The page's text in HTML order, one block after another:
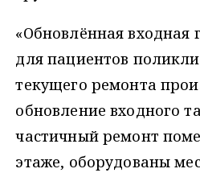
«Обновлённая входная
для пациентов
текущего ремонта
обновление входного
частичный ремонт
этаже, оборудованы